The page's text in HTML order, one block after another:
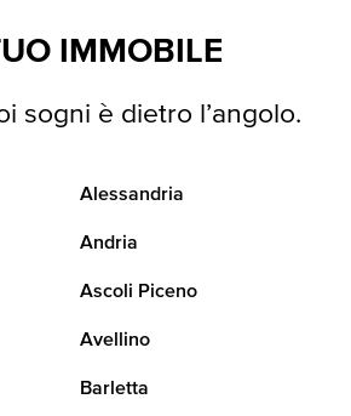
IMMOBILE
sogni è dietro l’angolo.
Alessandria
Andria
Ascoli Piceno
Avellino
Barletta